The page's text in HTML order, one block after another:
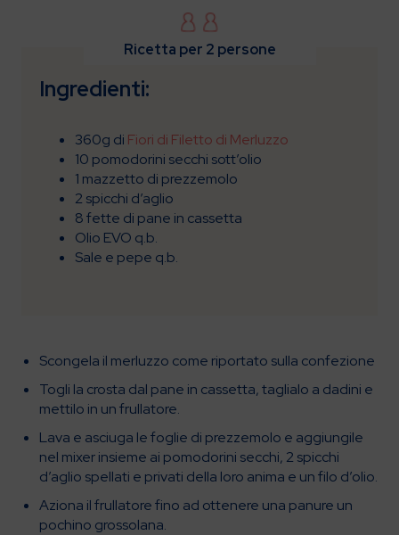
Scongela il merluzzo come riportato sulla confezione
Togli la crosta dal pane in cassetta, taglialo a dadini e
mettilo in un frullatore.
Lava e asciuga le foglie di prezzemolo e aggiungile
nel mixer insieme ai pomodorini secchi, 2 spicchi
d’aglio spellati e privati della loro anima e un filo d’olio.
Aziona il frullatore fino ad ottenere una panure un
pochino grossolana.
Ricetta per 2 persone
Ingredienti:
360g di Fiori di Filetto di Merluzzo
10 pomodorini secchi sott’olio
1 mazzetto di prezzemolo
2 spicchi d’aglio
8 fette di pane in cassetta
Olio EVO q.b.
Sale e pepe q.b.